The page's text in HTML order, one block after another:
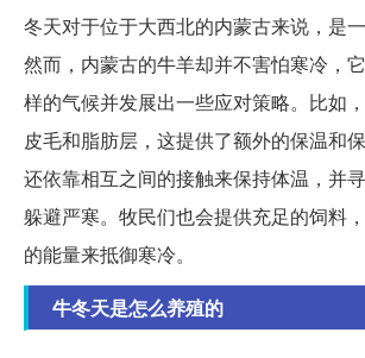
冬天对于位于大西北的内蒙古来说，是一
然而，内蒙古的牛羊却并不害怕寒冷，
样的气候并发展出一些应对策略。比如
皮毛和脂肪层，这提供了额外的保温和
还依靠相互之间的接触来保持体温，并
躲避严寒。牧民们也会提供充足的饲料
的能量来抵御寒冷。
牛冬天是怎么养殖的